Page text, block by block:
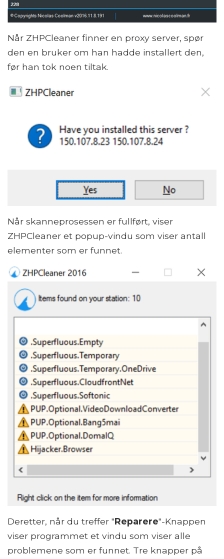
Når ZHPCleaner finner en proxy server, spør
den en bruker om han hadde installert den,
før han tok noen tiltak.
Når skanneprosessen er fullført, viser
ZHPCleaner et popup-vindu som viser antall
elementer som er funnet.
Deretter, når du treffer "Reparere"-Knappen
viser programmet et vindu som viser alle
problemene som er funnet. Tre knapper på